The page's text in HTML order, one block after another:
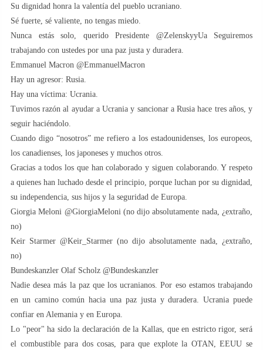
Su dignidad honra la valentía del pueblo ucraniano.
Sé fuerte, sé valiente, no tengas miedo.
Nunca estás solo, querido Presidente @ZelenskyyUa Seguiremos
trabajando con ustedes por una paz justa y duradera.
Emmanuel Macron @EmmanuelMacron
Hay un agresor: Rusia.
Hay una víctima: Ucrania.
Tuvimos razón al ayudar a Ucrania y sancionar a Rusia hace tres años, y
seguir haciéndolo.
Cuando digo “nosotros” me refiero a los estadounidenses, los europeos,
los canadienses, los japoneses y muchos otros.
Gracias a todos los que han colaborado y siguen colaborando. Y respeto
a quienes han luchado desde el principio, porque luchan por su dignidad,
su independencia, sus hijos y la seguridad de Europa.
Giorgia Meloni @GiorgiaMeloni (no dijo absolutamente nada, ¿extraño,
no)
Keir Starmer @Keir_Starmer (no dijo absolutamente nada, ¿extraño,
no)
Bundeskanzler Olaf Scholz @Bundeskanzler
Nadie desea más la paz que los ucranianos. Por eso estamos trabajando
en un camino común hacia una paz justa y duradera. Ucrania puede
confiar en Alemania y en Europa.
Lo "peor" ha sido la declaración de la Kallas, que en estricto rigor, será
el combustible para dos cosas, para que explote la OTAN, EEUU se